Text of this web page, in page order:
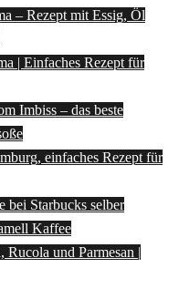
– Rezept mit Essig, Öl
| Einfaches Rezept für
Imbiss – das beste
einfaches Rezept für
bei Starbucks selber
Kaffee
Rucola und Parmesan |